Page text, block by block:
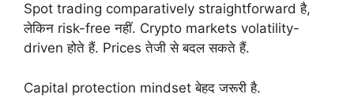
Spot trading comparatively straightforward है,
लेकिन risk-free नहीं. Crypto markets volatility-
driven होते हैं. Prices तेजी से बदल सकते हैं.
Capital protection mindset बेहद जरूरी है.